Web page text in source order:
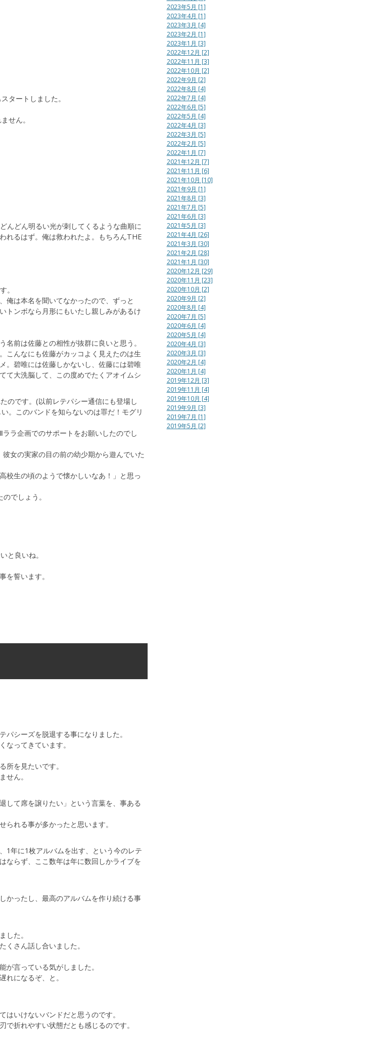
タートしました。
せん。
んどん明るい光が刺してくるような曲順に
れるはず。俺は救われたよ。もちろんTHE
。
俺は本名を聞いてなかったので、ずっと
トンボなら月形にもいたし親しみがあるけ
前は佐藤との相性が抜群に良いと思う。
こんなにも佐藤がカッコよく見えたのは生
。碧唯には佐藤しかないし、佐藤には碧唯
て大洗脳して、この度めでたくアオイムシ
のです。(以前レテパシー通信にも登場し
。このバンドを知らないのは罪だ！モグリ
ラ企画でのサポートをお願いしたのでし
女の実家の目の前の幼少期から遊んでいた
校生の頃のようで懐かしいなあ！」と思っ
でしょう。
と良いね。
を誓います。
シーズを脱退する事になりました。
なってきています。
所を見たいです。
せん。
して席を譲りたい」という言葉を、事ある
れる事が多かったと思います。
1年に1枚アルバムを出す、という今のレテ
ならず、ここ数年は年に数回しかライブを
かったし、最高のアルバムを作り続ける事
した。
くさん話し合いました。
言っている気がしました。
れになるぞ、と。
いけないバンドだと思うのです。
折れやすい状態だとも感じるのです。
2023年5月 [1]
2023年4月 [1]
2023年3月 [4]
2023年2月 [1]
2023年1月 [3]
2022年12月 [2]
2022年11月 [3]
2022年10月 [2]
2022年9月 [2]
2022年8月 [4]
2022年7月 [4]
2022年6月 [5]
2022年5月 [4]
2022年4月 [3]
2022年3月 [5]
2022年2月 [5]
2022年1月 [7]
2021年12月 [7]
2021年11月 [6]
2021年10月 [10]
2021年9月 [1]
2021年8月 [3]
2021年7月 [5]
2021年6月 [3]
2021年5月 [3]
2021年4月 [26]
2021年3月 [30]
2021年2月 [28]
2021年1月 [30]
2020年12月 [29]
2020年11月 [23]
2020年10月 [2]
2020年9月 [2]
2020年8月 [4]
2020年7月 [5]
2020年6月 [4]
2020年5月 [4]
2020年4月 [3]
2020年3月 [3]
2020年2月 [4]
2020年1月 [4]
2019年12月 [3]
2019年11月 [4]
2019年10月 [4]
2019年9月 [3]
2019年7月 [1]
2019年5月 [2]